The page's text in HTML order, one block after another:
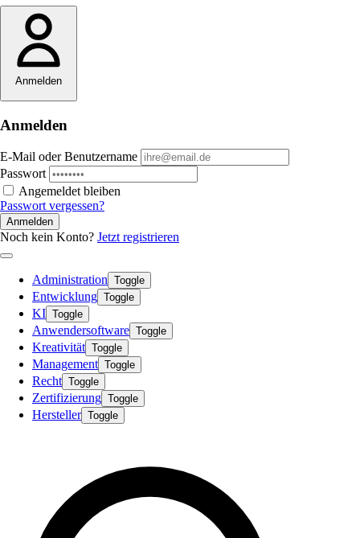
Anmelden
Anmelden
E-Mail oder Benutzername
Passwort
Angemeldet bleiben
Passwort vergessen?
Anmelden
Noch kein Konto? Jetzt registrieren
Administration Toggle
Entwicklung Toggle
KI Toggle
Anwendersoftware Toggle
Kreativität Toggle
Management Toggle
Recht Toggle
Zertifizierung Toggle
Hersteller Toggle